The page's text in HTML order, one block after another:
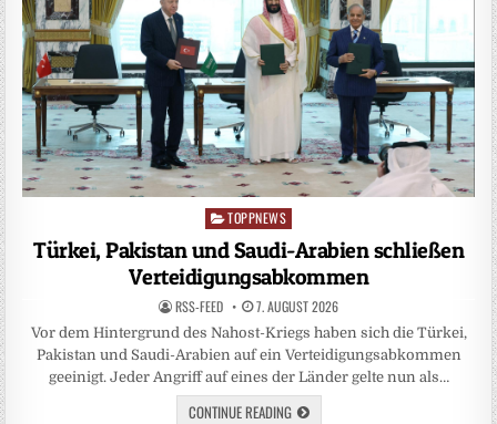
Posted
TOPPNEWS
Türkei, Pakistan und Saudi-Arabien schließen
Verteidigungsabkommen
RSS-FEED 7. AUGUST 2026
Vor dem Hintergrund des Nahost-Kriegs haben sich die Türkei,
Pakistan und Saudi-Arabien auf ein Verteidigungsabkommen
geeinigt. Jeder Angriff auf eines der Länder gelte nun als…
CONTINUE READING